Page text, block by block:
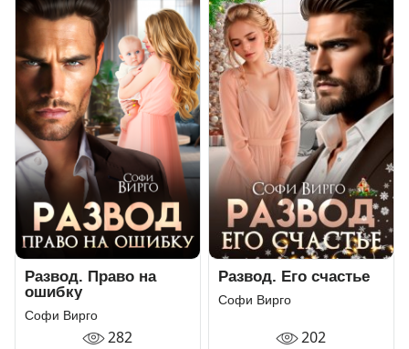
Развод. Право на
ошибку
Софи Вирго
282
Развод. Его счастье
Софи Вирго
202